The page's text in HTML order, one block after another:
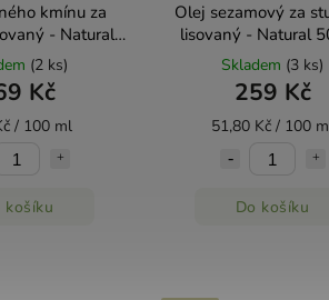
kmínu za
- Natural
(2 ks)
Kč
/ 100 ml
košíku
Olej sezamový za
lisovaný - Natural
Skladem (3 ks)
259 Kč
51,80 Kč / 100
Do košíku